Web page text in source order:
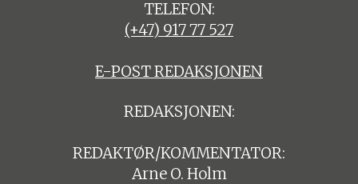
TELEFON:
(+47) 917 77 527
E-POST REDAKSJONEN
REDAKSJONEN:
REDAKTØR/KOMMENTATOR:
Arne O. Holm